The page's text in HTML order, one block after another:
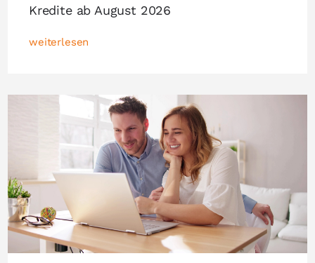
Kredite ab August 2026
weiterlesen